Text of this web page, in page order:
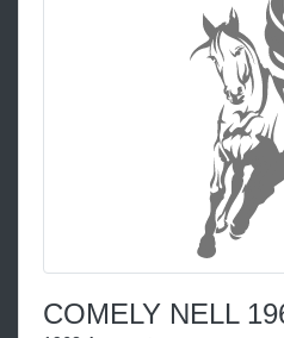
COMELY NELL